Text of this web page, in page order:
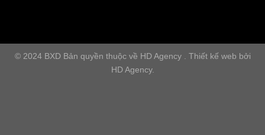
© 2024 BXD Bản quyền thuộc về HD Agency . Thiết kế web bởi
HD Agency.